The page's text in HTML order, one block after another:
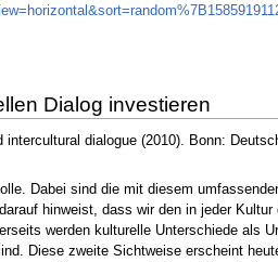
Dialog investieren
dialogue (2010). Bonn:
Dabei sind die mit diesem
hinweist, dass wir den in jeder
werden kulturelle Unterschiede als
Diese zweite Sichtweise erscheint